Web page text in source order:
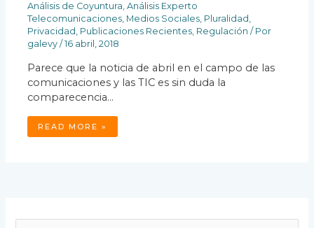
Análisis de Coyuntura,Análisis Experto
Telecomunicaciones, Medios Sociales, Pluralidad ,
Privacidad , Publicaciones Recientes, Regulación / Por
galevy/16 abril, 2018
Parece que la noticia de abril en el campo de las
comunicaciones y las TIC es sin duda la
comparecencia…
READ MORE »